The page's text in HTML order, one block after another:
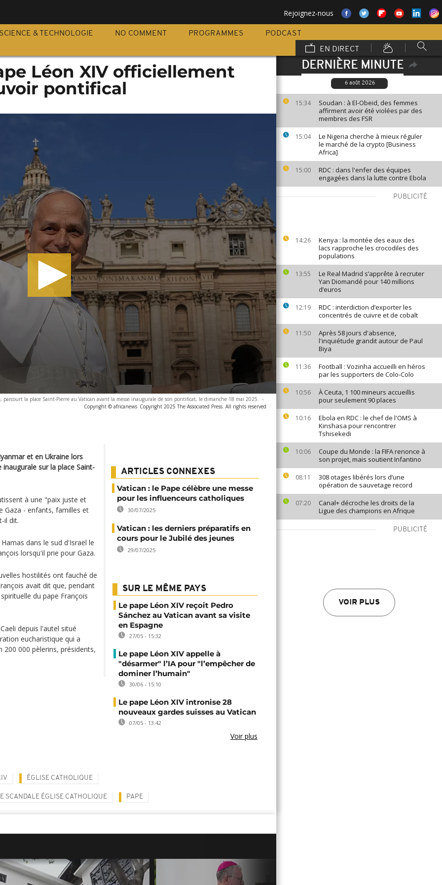
Rejoignez-nous
SCIENCE & TECHNOLOGIE NO COMMENT PROGRAMMES
PODCAST
EN DIRECT
DERNIÈRE MINUTE
6 août 2026
15:34
Soudan : à El-Obeid, des femmes
affirment avoir été violées par des
membres des FSR
15:04
Le Nigeria cherche à mieux réguler
le marché de la crypto [Business
Africa]
15:00
RDC : dans l'enfer des équipes
engagées dans la lutte contre Ebola
PUBLICITÉ
14:26
Kenya : la montée des eaux des
lacs rapproche les crocodiles des
populations
13:55
Le Real Madrid s’apprête à recruter
Yan Diomandé pour 140 millions
d’euros
12:19
RDC : interdiction d’exporter les
concentrés de cuivre et de cobalt
11:50
Après 58 jours d'absence,
l'inquiétude grandit autour de Paul
Biya
11:36
Football : Vozinha accueilli en héros
par les supporters de Colo-Colo
10:56
À Ceuta, 1 100 mineurs accueillis
pour seulement 90 places
10:16
Ebola en RDC : le chef de l'OMS à
Kinshasa pour rencontrer
Tshisekedi
10:06
Coupe du Monde : la FIFA renonce à
son projet, mais soutient Infantino
08:11
308 otages libérés lors d’une
opération de sauvetage record
07:20
Canal+ décroche les droits de la
Ligue des champions en Afrique
PUBLICITÉ
VOIR PLUS
Léon XIV officiellement
pontifical
parcourt la place Saint-Pierre au Vatican avant la messe inaugurale de son pontificat, le dimanche 18 mai 2025. -
Copyright © africanews Copyright 2025 The Associated Press. All rights reserved
et en Ukraine lors
sur la place Saint-
à une "paix juste et
Gaza - enfants, familles et
il dit.
dans le sud d'Israël le
lorsqu'il prie pour Gaza.
hostilités ont fauché de
avait dit que, pendant
du pape François
depuis l'autel situé
eucharistique qui a
000 pèlerins, présidents,
ARTICLES CONNEXES
Vatican : le Pape célèbre une messe
pour les influenceurs catholiques
30/07/2025
Vatican : les derniers préparatifs en
cours pour le Jubilé des jeunes
29/07/2025
SUR LE MÊME PAYS
Le pape Léon XIV reçoit Pedro
Sánchez au Vatican avant sa visite
en Espagne
27/05 - 15:32
Le pape Léon XIV appelle à
"désarmer" l’IA pour "l’empêcher de
dominer l’humain"
30/06 - 15:10
Le pape Léon XIV intronise 28
nouveaux gardes suisses au Vatican
07/05 - 13:42
Voir plus
ÉGLISE CATHOLIQUE
SCANDALE ÉGLISE CATHOLIQUE PAPE